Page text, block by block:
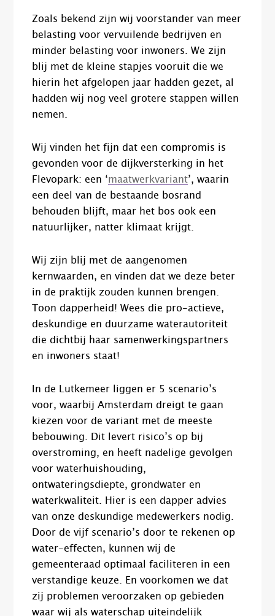
Zoals bekend zijn wij voorstander van meer
belasting voor vervuilende bedrijven en
minder belasting voor inwoners. We zijn
blij met de kleine stapjes vooruit die we
hierin het afgelopen jaar hadden gezet, al
hadden wij nog veel grotere stappen willen
nemen.
Wij vinden het fijn dat een compromis is
gevonden voor de dijkversterking in het
Flevopark: een ‘maatwerkvariant’, waarin
een deel van de bestaande bosrand
behouden blijft, maar het bos ook een
natuurlijker, natter klimaat krijgt.
Wij zijn blij met de aangenomen
kernwaarden, en vinden dat we deze beter
in de praktijk zouden kunnen brengen.
Toon dapperheid! Wees die pro-actieve,
deskundige en duurzame waterautoriteit
die dichtbij haar samenwerkingspartners
en inwoners staat!
In de Lutkemeer liggen er 5 scenario’s
voor, waarbij Amsterdam dreigt te gaan
kiezen voor de variant met de meeste
bebouwing. Dit levert risico’s op bij
overstroming, en heeft nadelige gevolgen
voor waterhuishouding,
ontwateringsdiepte, grondwater en
waterkwaliteit. Hier is een dapper advies
van onze deskundige medewerkers nodig.
Door de vijf scenario’s door te rekenen op
water-effecten, kunnen wij de
gemeenteraad optimaal faciliteren in een
verstandige keuze. En voorkomen we dat
zij problemen veroorzaken op gebieden
waar wij als waterschap uiteindelijk